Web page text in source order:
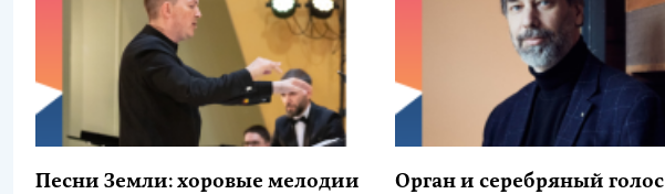
Песни Земли: хоровые мелодии Орган и серебряный голос